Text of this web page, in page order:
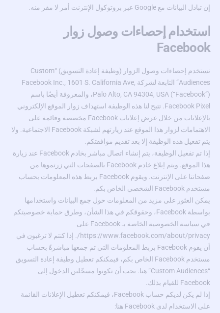
إن تبادل البيانات مع Google عبر بروتوكول الإنترنت أمر لا مفر منه.
استخدام إحصاءات وصول زوار
Facebook
نستخدم إحصاءات وصول الزوار (وظيفة إعادة التسويق) “Custom
Audiences” التابعة لشركة Facebook Inc., 1601 S. California Ave,
Palo Alto, CA 94304, USA (“Facebook”)، والمعروفة أيضًا باسم
Facebook Pixel. تتيح لنا هذه الوظيفة استهداف زوار الموقع الإلكتروني
بالإعلانات من خلال عرض إعلانات Facebook مخصصة وقائمة على
الاهتمامات لزوار هذا الموقع عند زيارتهم لشبكة Facebook الاجتماعية. ولا
يتم تفعيل هذه الوظيفة إلا بعد تقديم موافقتكم.
إذا تم تفعيل الوظيفة، يتم إنشاء اتصال مباشر بخادم Facebook عند زيارة
هذا الموقع. ويتم إبلاغ خادم Facebook بالصفحات التي زرتموها من
صفحاتنا على الإنترنت. ويقوم Facebook بربط هذه المعلومات بحساب
مستخدم Facebook الشخصي الخاص بكم.
يمكن العثور على مزيد من المعلومات حول جمع البيانات واستخدامها
بواسطة Facebook، وحقوقكم في هذا الشأن، وطرق حماية خصوصيتكم
في سياسة الخصوصية الخاصة بـ Facebook على
https://www.facebook.com/about/privacy/
. إذا كنتم لا ترغبون في
أن يقوم Facebook بربط المعلومات التي تم جمعها مباشرةً بحساب
مستخدم Facebook الخاص بكم، فيمكنكم تعطيل وظيفة إعادة التسويق
“Custom Audiences” هنا. يجب أن تكونوا مسجّلين الدخول إلى
Facebook للقيام بذلك.
إذا لم يكن لديكم حساب Facebook، فيمكنكم تعطيل الإعلانات القائمة
على الاستخدام لدى Facebook هنا: